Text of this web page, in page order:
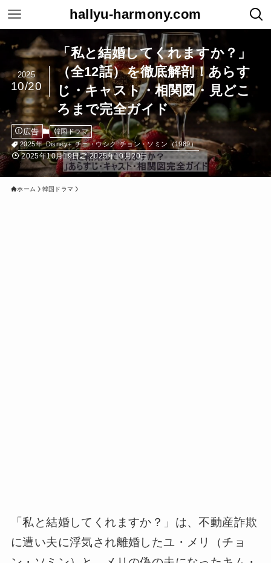
hallyu-harmony.com
「私と結婚してくれますか？」
（全12話）を徹底解剖！あらす
じ・キャスト・相関図・見どこ
ろまで完全ガイド
2025
10/20
広告
韓国ドラマ
2025年 Disney+ チェ・ウシク チョン・ソミン（1989）
2025年10月19日 2025年10月20日
ホーム 韓国ドラマ
「私と結婚してくれますか？」は、不動産詐欺
に遭い夫に浮気され離婚したユ・メリ（チョ